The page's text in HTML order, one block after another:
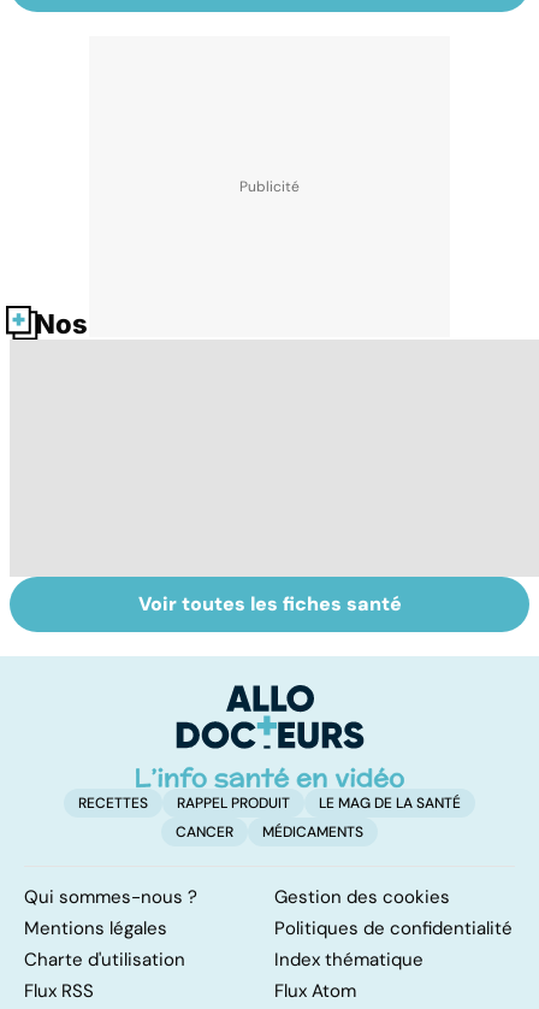
Nos fiches santé
Le magnésium,
un oligo-élément
Intestin irritable :
le régime
solution ?
Voir toutes les fiches santé
RECETTES RAPPEL PRODUIT
LE MAG DE LA SANTÉ
CANCER
MÉDICAMENTS
Qui sommes-nous ?
Gestion des cookies
Mentions légales
Politiques de confidentialité
Charte d'utilisation
Index thématique
Flux RSS
Flux Atom